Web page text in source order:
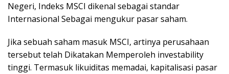
Negeri, Indeks MSCI dikenal sebagai standar
Internasional Sebagai mengukur pasar saham.
Jika sebuah saham masuk MSCI, artinya perusahaan
tersebut telah Dikatakan Memperoleh investability
tinggi. Termasuk likuiditas memadai, kapitalisasi pasar